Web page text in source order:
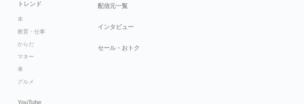
トレンド
本
教育・仕事
からだ
マネー
車
グルメ
YouTube
配信元一覧
インタビュー
セール・おトク